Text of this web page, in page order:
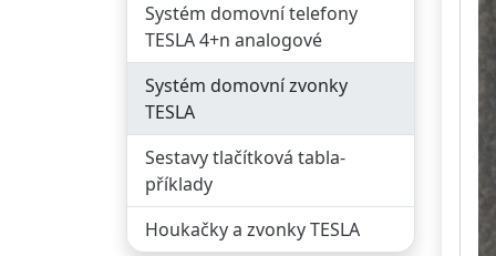
Systém domovní telefony
TESLA 4+n analogové
Systém domovní zvonky
TESLA
Sestavy tlačítková tabla-
příklady
Houkačky a zvonky TESLA